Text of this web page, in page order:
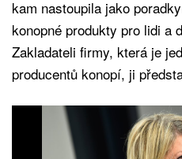
kam nastoupila jako
konopné produkty pro lidi a
Zakladateli firmy, která je
producentů konopí, ji